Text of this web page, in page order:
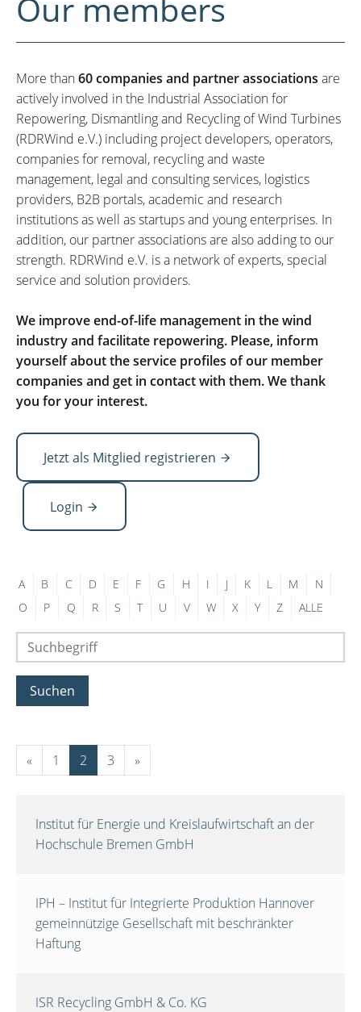
Our members
More than60 companies and partner associations are
actively involved in the Industrial Association for
Repowering, Dismantling and Recycling of Wind Turbines
(RDRWind e.V.) including project developers, operators,
companies for removal, recycling and waste
management, legal and consulting services, logistics
providers, B2B portals, academic and research
institutions as well as startups and young enterprises. In
addition, our partner associations are also adding to our
strength. RDRWind e.V. is a network of experts, special
service and solution providers.
We improve end-of-life management in the wind
industry and facilitate repowering. Please, inform
yourself about the service profiles of our member
companies and get in contact with them. We thank
you for your interest.
Jetzt als Mitglied registrieren
Login
A B C D E F G H I J K L M
N
O
P Q R S T U V W X Y Z ALLE
Suchen
« 1 2 3 »
Institut für Energie und Kreislaufwirtschaft an der
Hochschule Bremen GmbH
IPH – Institut für Integrierte Produktion Hannover
gemeinnützige Gesellschaft mit beschränkter
Haftung
ISR Recycling GmbH & Co. KG